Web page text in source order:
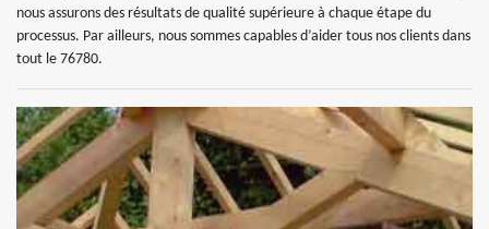
nous assurons des résultats de qualité supérieure à chaque étape du
processus. Par ailleurs, nous sommes capables d’aider tous nos clients dans
tout le 76780.